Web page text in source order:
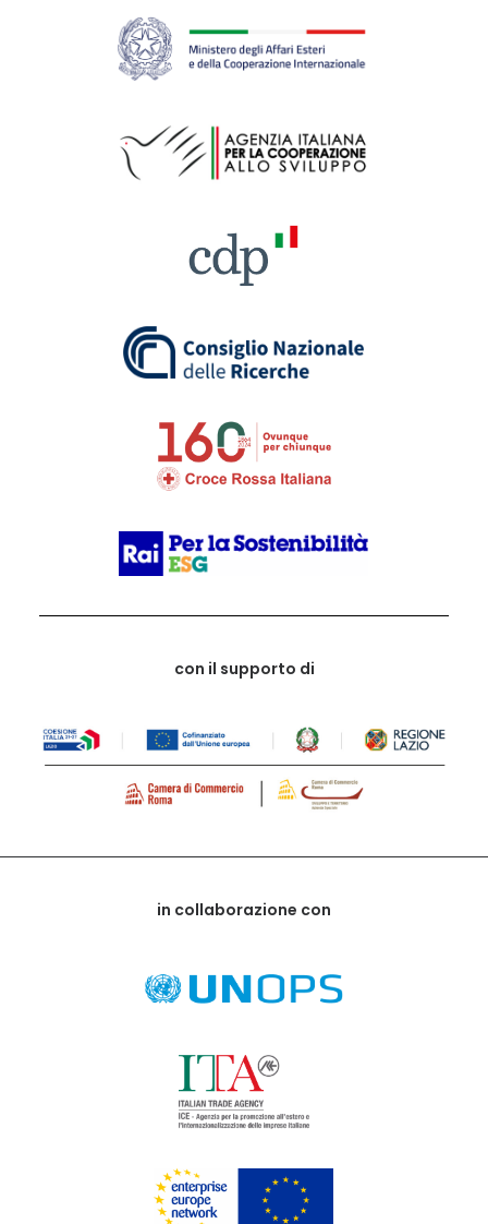
con il supporto di
in collaborazione con